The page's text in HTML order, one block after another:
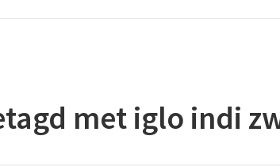
met iglo indi